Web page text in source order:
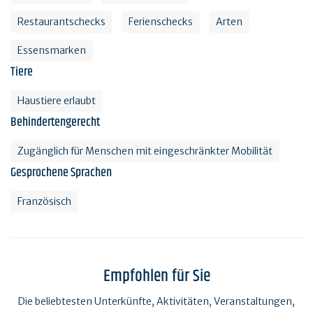
Restaurantschecks Ferienschecks Arten
Essensmarken
Tiere
Haustiere erlaubt
Behindertengerecht
Zugänglich für Menschen mit eingeschränkter Mobilität
Gesprochene Sprachen
Französisch
Empfohlen für Sie
Die beliebtesten Unterkünfte, Aktivitäten, Veranstaltungen,